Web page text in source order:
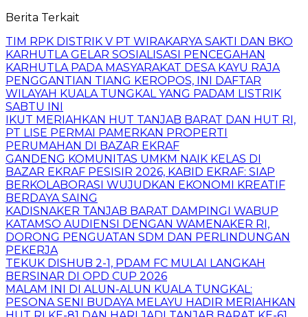
Berita Terkait
TIM RPK DISTRIK V PT WIRAKARYA SAKTI DAN BKO
KARHUTLA GELAR SOSIALISASI PENCEGAHAN
KARHUTLA PADA MASYARAKAT DESA KAYU RAJA
PENGGANTIAN TIANG KEROPOS, INI DAFTAR
WILAYAH KUALA TUNGKAL YANG PADAM LISTRIK
SABTU INI
IKUT MERIAHKAN HUT TANJAB BARAT DAN HUT RI,
PT LISE PERMAI PAMERKAN PROPERTI
PERUMAHAN DI BAZAR EKRAF
GANDENG KOMUNITAS UMKM NAIK KELAS DI
BAZAR EKRAF PESISIR 2026, KABID EKRAF: SIAP
BERKOLABORASI WUJUDKAN EKONOMI KREATIF
BERDAYA SAING
KADISNAKER TANJAB BARAT DAMPINGI WABUP
KATAMSO AUDIENSI DENGAN WAMENAKER RI,
DORONG PENGUATAN SDM DAN PERLINDUNGAN
PEKERJA
TEKUK DISHUB 2-1, PDAM FC MULAI LANGKAH
BERSINAR DI OPD CUP 2026
MALAM INI DI ALUN-ALUN KUALA TUNGKAL:
PESONA SENI BUDAYA MELAYU HADIR MERIAHKAN